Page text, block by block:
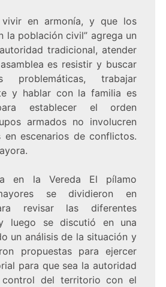
en armonía, y que los
la población civil” agrega un
tradicional, atender
es resistir y buscar
trabajar
y hablar con la familia es
establecer el orden
armados no involucren
escenarios de conflictos.
en la Vereda El pílamo
se dividieron en
revisar las diferentes
luego se discutió en una
un análisis de la situación y
propuestas para ejercer
para que sea la autoridad
del territorio con el